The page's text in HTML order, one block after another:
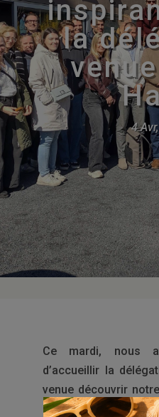
la
4
Ce mardi, nous
d’accueillir la
venue découvrir
de logement social.